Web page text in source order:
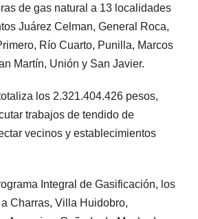
de gas natural a 13 localidades
Juárez Celman, General Roca,
Río Cuarto, Punilla, Marcos
Martín, Unión y San Javier.
los 2.321.404.426 pesos,
trabajos de tendido de
vecinos y establecimientos
Integral de Gasificación, los
Charras, Villa Huidobro,